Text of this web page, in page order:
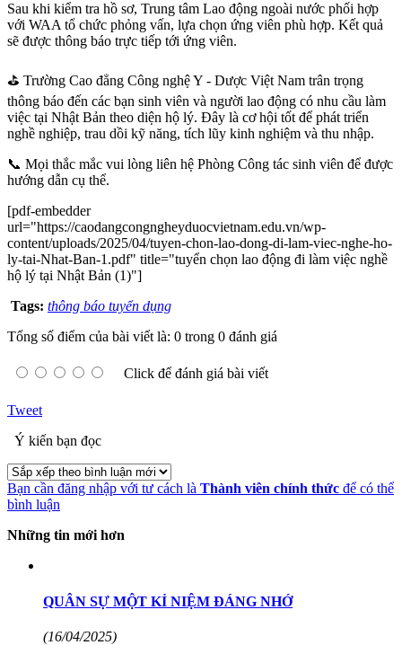
Sau khi kiểm tra hồ sơ, Trung tâm Lao động ngoài nước phối hợp
với WAA tổ chức phỏng vấn, lựa chọn ứng viên phù hợp. Kết quả
sẽ được thông báo trực tiếp tới ứng viên.
⛳ Trường Cao đẳng Công nghệ Y - Dược Việt Nam trân trọng
thông báo đến các bạn sinh viên và người lao động có nhu cầu làm
việc tại Nhật Bản theo diện hộ lý. Đây là cơ hội tốt để phát triển
nghề nghiệp, trau dồi kỹ năng, tích lũy kinh nghiệm và thu nhập.
📞 Mọi thắc mắc vui lòng liên hệ Phòng Công tác sinh viên để được
hướng dẫn cụ thể.
[pdf-embedder
url="https://caodangcongngheyduocvietnam.edu.vn/wp-
content/uploads/2025/04/tuyen-chon-lao-dong-di-lam-viec-nghe-ho-
ly-tai-Nhat-Ban-1.pdf" title="tuyển chọn lao động đi làm việc nghề
hộ lý tại Nhật Bản (1)"]
Tags: thông báo tuyển dụng
Tổng số điểm của bài viết là: 0 trong 0 đánh giá
Click để đánh giá bài viết
Tweet
Ý kiến bạn đọc
Bạn cần đăng nhập với tư cách là Thành viên chính thức để có thể
bình luận
Những tin mới hơn
QUÂN SỰ MỘT KỈ NIỆM ĐÁNG NHỚ
(16/04/2025)